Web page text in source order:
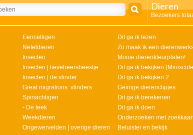
Dieren
Bezoekers
Eencelligen
Neteldieren
Insecten
Insecten | lieveheersbeestje
Insecten | de vlinder
Great migrations: vlinders
Spinachtigen
- De teek
Weekdieren
Ongewervelden | overige dieren
Dit ga ik lezen
Zo maak ik een
Mooie dierenkleurplaten!
Dit ga ik bekijken
Dit ga ik bekijken 2
Geinige dierenclipjes
Dit ga ik berekenen
Dit ga ik doen
Onderzoeken met
Beluister en bekijk